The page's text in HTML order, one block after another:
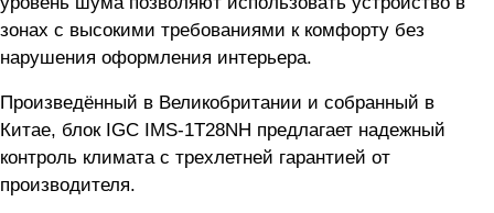
зонах с высокими требованиями к комфорту без
нарушения оформления интерьера.
Произведённый в Великобритании и собранный в
Китае, блок IGC IMS-1T28NH предлагает надежный
контроль климата с трехлетней гарантией от
производителя.